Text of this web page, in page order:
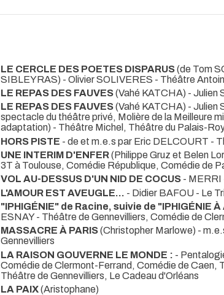
LE CERCLE DES POETES DISPARUS(de Tom
SIBLEYRAS) - Olivier SOLIVERES - Théâtre
LE REPAS DES FAUVES(Vahé KATCHA) - Julien
LE REPAS DES FAUVES(Vahé KATCHA) - Julien
spectacle du théâtre privé, Molière de la Meilleure
adaptation) - Théâtre Michel, Théâtre du Palais-
HORS PISTE - de et m.e.s par Eric DELCOURT -
UNE INTERIM D'ENFER(Philippe Gruz et Belen
3T à Toulouse, Comédie République, Comédie de
VOL AU-DESSUS D'UN NID DE COCUS - MERRI
L'AMOUR EST AVEUGLE... - Didier BAFOU - Le
"IPHIGÉNIE" de Racine, suivie de "IPHIGÉNIE
ESNAY- Théâtre de Gennevilliers, Comédie de
MASSACRE À PARIS(Christopher Marlowe) -
Gennevilliers
LA RAISON GOUVERNE LE MONDE : -
Comédie de Clermont-Ferrand, Comédie de Caen,
Théâtre de Gennevilliers, Le Cadeau d'Orléans
LA PAIX(Aristophane)